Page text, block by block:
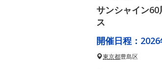
サンシャイン
ス
開催日程：
東京都豊島区